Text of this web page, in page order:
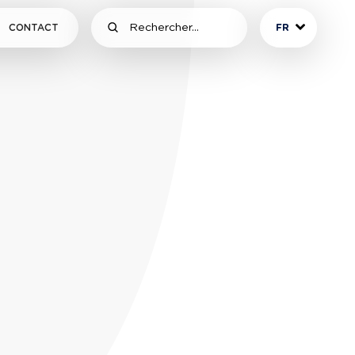
CONTACT FR